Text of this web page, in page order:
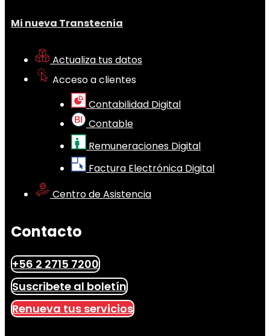
Mi nueva Transtecnia
Actualiza tus datos
Acceso a clientes
Contabilidad Digital
Contable
Remuneraciones Digital
Factura Electrónica Digital
Centro de Asistencia
Contacto
+56 2 2715 7200
Suscribete al boletín
Renueva tus servicios